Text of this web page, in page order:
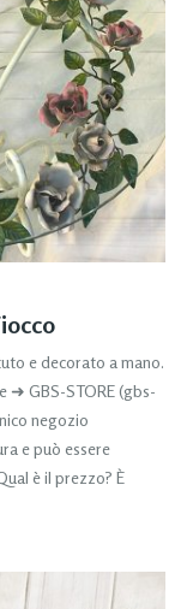
e decorato a mano.
➜ GBS-STORE (gbs-
negozio
e può essere
è il prezzo? È